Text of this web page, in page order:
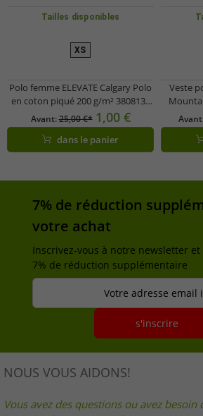
Tailles disponibles
XS
Polo femme ELEVATE Calgary Polo
en coton piqué 200 g/m² 3808138
Violet
Avant:25,00 €* 1,00 €
dans le panier
Veste
mi-
7% de réduction
votre achat
Inscrivez-vous à notre newsletter
7% de réduction supplémentaire
Votre adresse email
s'inscrire
NOUS VOUS AIDONS!
Vous avez des questions ou avez besoin